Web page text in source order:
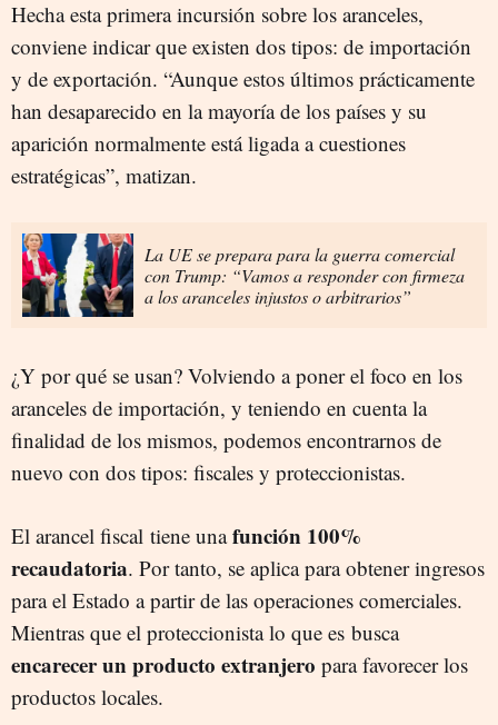
Hecha esta primera incursión sobre los aranceles,
conviene indicar que existen dos tipos: de importación
y de exportación. “Aunque estos últimos prácticamente
han desaparecido en la mayoría de los países y su
aparición normalmente está ligada a cuestiones
estratégicas”, matizan.
La UE se prepara para la guerra comercial
con Trump: “Vamos a responder con firmeza
a los aranceles injustos o arbitrarios”
¿Y por qué se usan? Volviendo a poner el foco en los
aranceles de importación, y teniendo en cuenta la
finalidad de los mismos, podemos encontrarnos de
nuevo con dos tipos: fiscales y proteccionistas.
El arancel fiscal tiene unafunción 100%
recaudatoria. Por tanto, se aplica para obtener ingresos
para el Estado a partir de las operaciones comerciales.
Mientras que el proteccionista lo que es busca
encarecer un producto extranjero para favorecer los
productos locales.